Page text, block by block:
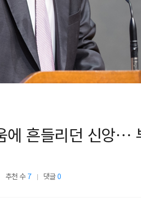
에 흔들리던 신앙…
추천 수7 댓글0